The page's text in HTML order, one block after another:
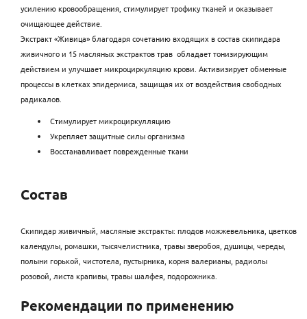
усилению кровообращения, стимулирует трофику тканей и оказывает
очищающее действие.
Экстракт «Живица» благодаря сочетанию входящих в состав скипидара
живичного и 15 масляных экстрактов трав обладает тонизирующим
действием и улучшает микроциркуляцию крови. Активизирует обменные
процессы в клетках эпидермиса, защищая их от воздействия свободных
радикалов.
Стимулирует микроциркулляцию
Укрепляет защитные силы организма
Восстанавливает поврежденные ткани
Состав
Скипидар живичный, масляные экстракты: плодов можжевельника, цветков
календулы, ромашки, тысячелистника, травы зверобоя, душицы, череды,
полыни горькой, чистотела, пустырника, корня валерианы, радиолы
розовой, листа крапивы, травы шалфея, подорожника.
Рекомендации по применению